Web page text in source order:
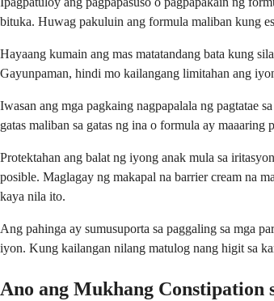
bituka. Huwag pakuluin ang formula maliban kung
Hayaang kumain ang mas matatandang bata kung
Gayunpaman, hindi mo kailangang limitahan ang
Iwasan ang mga pagkaing nagpapalala ng pagtatae
gatas maliban sa gatas ng ina o formula ay
Protektahan ang balat ng iyong anak mula sa
posible. Maglagay ng makapal na barrier cream na
kaya nila ito.
Ang pahinga ay sumusuporta sa paggaling sa mga
iyon. Kung kailangan nilang matulog nang higit sa
Ano ang Mukhang Constipation